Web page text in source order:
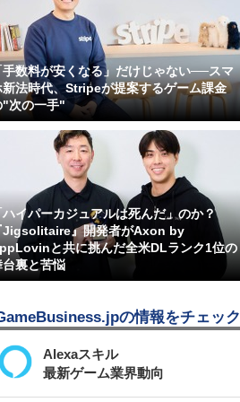
手数料が安くなる」だけじゃない──スマ
新法時代、Stripeが提案するゲーム課金
"次の一手"
ハイパーカジュアルは死んだ」のか？
Jigsolitaire』開発者がAxon by
と共に挑んだ全米DLランク1位の
台裏と苦悩
の情報をチェック
Alexaスキル
最新ゲーム業界動向